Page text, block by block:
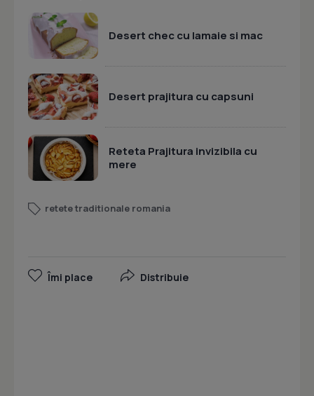
Desert chec cu lamaie si mac
Desert prajitura cu capsuni
Reteta Prajitura invizibila cu
mere
retete traditionale romania
Îmi place Distribuie